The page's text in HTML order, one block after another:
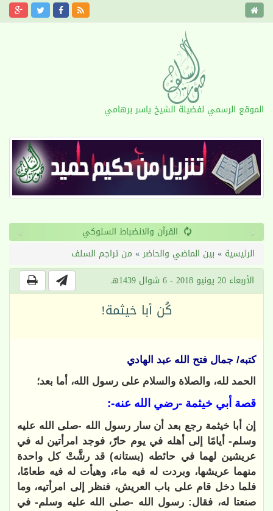
الموقع الرسمي لفضيلة الشيخ ياسر برهامي
القرآن والانضباط السلوكي ‹
›
الرئيسية » بين الماضي والحاضر» من تراجم السلف
الأربعاء 20 يونيو 2018 - 6 شوال 1439هـ
كُن أبا خيثمة!
كتبه/ جمال فتح الله عبد الهادي
الحمد لله، والصلاة والسلام على رسول الله، أما بعد؛
قصة أبي خيثمة -رضي الله عنه-:
إن أبا خيثمة رجع بعد أن سار رسول الله -صلى الله عليه
وسلم- أيامًا إلى أهله في يوم حارّ، فوجد امرأتين له في
عريشين لهما في حائطه (بستانه) قد رشَّتْ كل واحدة
منهما عريشها، وبردت له فيه ماء، وهيأت له فيه طعامًا،
فلما دخل قام على باب العريش، فنظر إلى امرأتيه، وما
صنعتا له، فقال: رسول الله -صلى الله عليه وسلم- في